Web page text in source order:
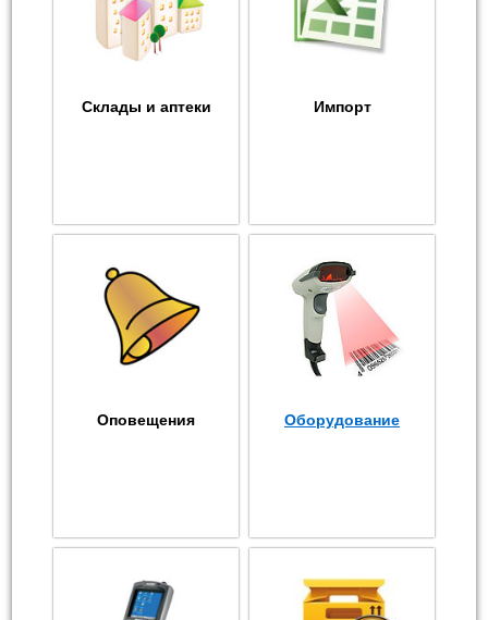
Склады и аптеки Импорт
Оповещения Оборудование